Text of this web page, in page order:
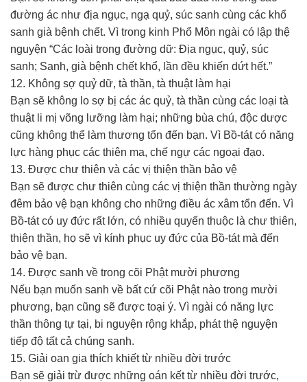
đường ác như địa ngục, ngạ quỷ, súc sanh cùng các khổ
sanh già bệnh chết. Vì trong kinh Phổ Môn ngài có lập thệ
nguyện “Các loài trong đường dữ: Địa ngục, quỷ, súc
sanh; Sanh, già bệnh chết khổ, lần đều khiến dứt hết.”
12. Không sợ quỷ dữ, tà thần, tà thuật làm hại
Bạn sẽ không lo sợ bị các ác quỷ, tà thần cùng các loại tà
thuật li mị võng lưỡng làm hại; những bùa chú, độc dược
cũng không thể làm thương tổn đến bạn. Vì Bồ-tát có năng
lực hàng phục các thiên ma, chế ngự các ngoại đạo.
13. Được chư thiên và các vị thiện thần bảo vệ
Bạn sẽ được chư thiên cùng các vị thiện thần thường ngày
đêm bảo vệ bạn không cho những điều ác xâm tổn đến. Vì
Bồ-tát có uy đức rất lớn, có nhiều quyến thuộc là chư thiên,
thiện thần, họ sẽ vì kính phục uy đức của Bồ-tát mà đến
bảo vệ bạn.
14. Được sanh về trong cõi Phật mười phương
Nếu bạn muốn sanh về bất cứ cõi Phật nào trong mười
phương, bạn cũng sẽ được toại ý. Vì ngài có năng lực
thần thông tự tại, bi nguyện rộng khắp, phát thệ nguyện
tiếp độ tất cả chúng sanh.
15. Giải oan gia thích khiết từ nhiều đời trước
Bạn sẽ giải trừ được những oán kết từ nhiều đời trước,